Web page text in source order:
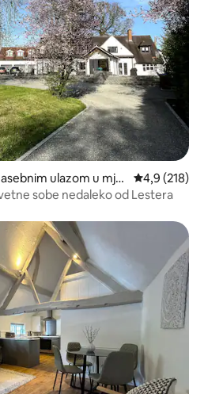
ulazom u mje
prosječna
4,9 (218)
sobe nedaleko od Lestera